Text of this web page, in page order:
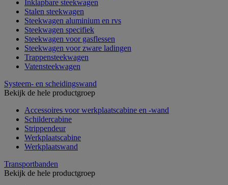
Inklapbare steekwagen
Stalen steekwagen
Steekwagen aluminium en rvs
Steekwagen specifiek
Steekwagen voor gasflessen
Steekwagen voor zware ladingen
Trappensteekwagen
Vatensteekwagen
Systeem- en scheidingswand
Bekijk de hele productgroep
Accessoires voor werkplaatscabine en -wand
Schildercabine
Strippendeur
Werkplaatscabine
Werkplaatswand
Transportbanden
Bekijk de hele productgroep